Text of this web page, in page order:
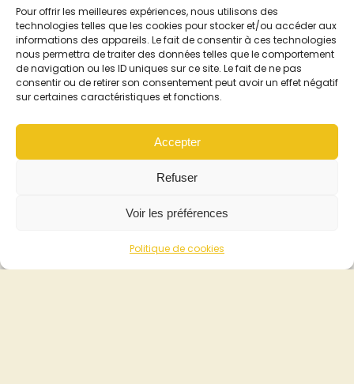
Pour offrir les meilleures expériences, nous utilisons des
technologies telles que les cookies pour stocker et/ou accéder aux
informations des appareils. Le fait de consentir à ces technologies
nous permettra de traiter des données telles que le comportement
de navigation ou les ID uniques sur ce site. Le fait de ne pas
consentir ou de retirer son consentement peut avoir un effet négatif
sur certaines caractéristiques et fonctions.
Accepter
Refuser
Voir les préférences
Politique de cookies
vente.